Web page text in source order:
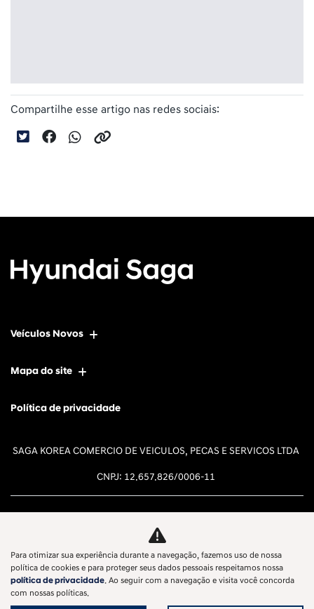
Compartilhe esse artigo nas redes sociais:
Veículos Novos
Mapa do site
Política de privacidade
SAGA KOREA COMERCIO DE VEICULOS, PECAS E SERVICOS LTDA
CNPJ: 12.657.826/0006-11
Desacelere. Seu bem maior é a
vida.
Para otimizar sua experiência durante a navegação, fazemos uso de nossa
política de cookies e para proteger seus dados pessoais respeitamos nossa
política de privacidade. Ao seguir com a navegação e visita você concorda
com nossas políticas.